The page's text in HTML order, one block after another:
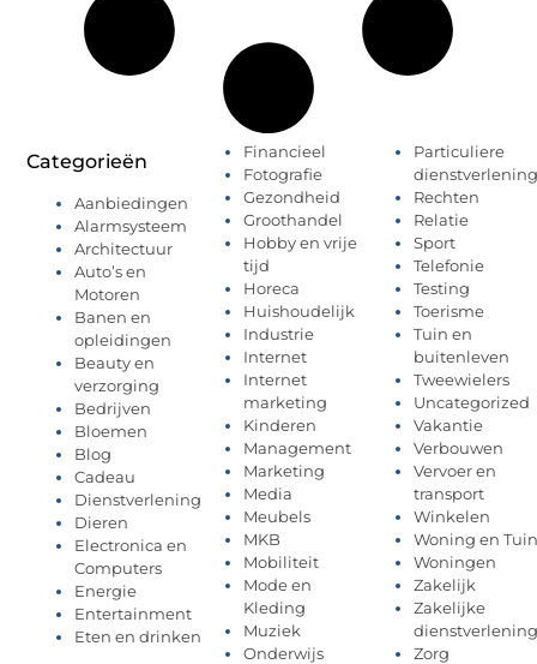
Categorieën
Aanbiedingen
Alarmsysteem
Architectuur
Auto’s en
Motoren
Banen en
opleidingen
Beauty en
verzorging
Bedrijven
Bloemen
Blog
Cadeau
Dienstverlening
Dieren
Electronica en
Computers
Energie
Entertainment
Eten en drinken
Financieel
Fotografie
Gezondheid
Groothandel
Hobby en vrije
tijd
Horeca
Huishoudelijk
Industrie
Internet
Internet
marketing
Kinderen
Management
Marketing
Media
Meubels
MKB
Mobiliteit
Mode en
Kleding
Muziek
Onderwijs
Particuliere
dienstverlening
Rechten
Relatie
Sport
Telefonie
Testing
Toerisme
Tuin en
buitenleven
Tweewielers
Uncategorized
Vakantie
Verbouwen
Vervoer en
transport
Winkelen
Woning en Tuin
Woningen
Zakelijk
Zakelijke
dienstverlening
Zorg